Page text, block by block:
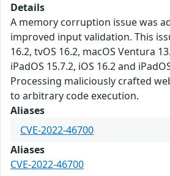
Details
A memory corruption issue was
improved input validation. This
16.2, tvOS 16.2, macOS Ventura
iPadOS 15.7.2, iOS 16.2 and
Processing maliciously crafted
to arbitrary code execution.
Aliases
CVE-2022-46700
Aliases
CVE-2022-46700